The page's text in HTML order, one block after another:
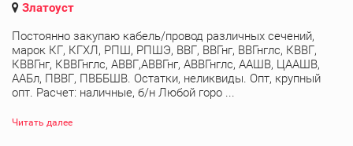
Златоуст
Постоянно закупаю кабель/провод различных сечений,
марок КГ, КГХЛ, РПШ, РПШЭ, ВВГ, ВВГнг, ВВГнглс, КВВГ,
КВВГнг, КВВГнглс, АВВГ,АВВГнг, АВВГнглс, ААШВ, ЦААШВ,
ААБл, ПВВГ, ПВББШВ. Остатки, неликвиды. Опт, крупный
опт. Расчет: наличные, б/н Любой горо ...
Читать далее